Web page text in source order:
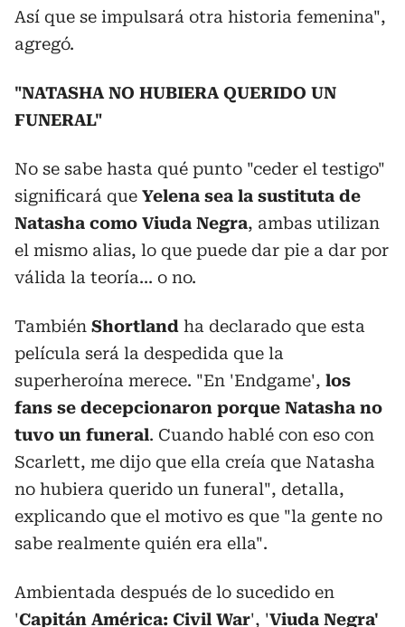
Así que se impulsará otra historia femenina",
agregó.
"NATASHA NO HUBIERA QUERIDO UN
FUNERAL"
No se sabe hasta qué punto "ceder el testigo"
significará que Yelena sea la sustituta de
Natasha como Viuda Negra, ambas utilizan
el mismo alias, lo que puede dar pie a dar por
válida la teoría... o no.
También Shortland ha declarado que esta
película será la despedida que la
superheroína merece. "En 'Endgame', los
fans se decepcionaron porque Natasha no
tuvo un funeral. Cuando hablé con eso con
Scarlett, me dijo que ella creía que Natasha
no hubiera querido un funeral", detalla,
explicando que el motivo es que "la gente no
sabe realmente quién era ella".
Ambientada después de lo sucedido en
'Capitán América: Civil War', 'Viuda Negra'